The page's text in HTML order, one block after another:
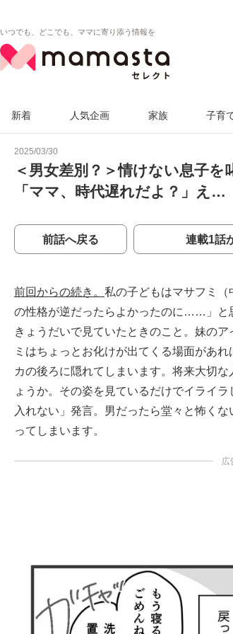
いつでも、どこでも、ママに寄り添う情報を
新着 人気企画 家族 子育
2025/03/30
＜男女差別？＞情けない息子
「ママ、時代遅れだよ？」え…
前話へ戻る 連載1話
前回からの続き。 私の子どもはマサフミ（
の性格が逆だったらよかったのに……」と
きょうだいで見ていたときのこと。妹の
ミはちょっとお化けが出てくる場面があ
カの後ろに隠れてしまいます。将来大切
ょうか。その姿を見ているだけでイライ
入れない」発言。男だったら堂々と怖く
ってしまいます。
広